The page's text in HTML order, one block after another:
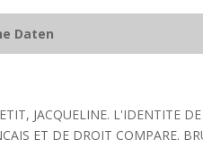
Daten
JACQUELINE. L'IDENTITE
ET DE DROIT COMPARE.